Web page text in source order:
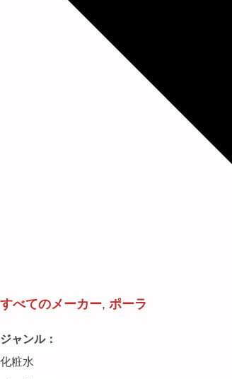
すべてのメーカー, ポーラ
ジャンル：
化粧水